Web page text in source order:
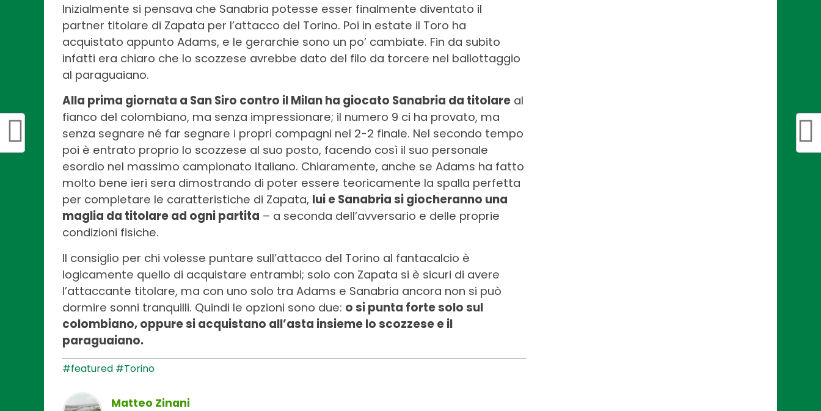
Inizialmente si pensava che Sanabria potesse esser finalmente diventato il
partner titolare di Zapata per l’attacco del Torino. Poi in estate il Toro ha
acquistato appunto Adams, e le gerarchie sono un po’ cambiate. Fin da subito
infatti era chiaro che lo scozzese avrebbe dato del filo da torcere nel ballottaggio
al paraguaiano.
Alla prima giornata a San Siro contro il Milan ha giocato Sanabria da titolare al
fianco del colombiano, ma senza impressionare; il numero 9 ci ha provato, ma
senza segnare né far segnare i propri compagni nel 2-2 finale. Nel secondo tempo
poi è entrato proprio lo scozzese al suo posto, facendo così il suo personale
esordio nel massimo campionato italiano. Chiaramente, anche se Adams ha fatto
molto bene ieri sera dimostrando di poter essere teoricamente la spalla perfetta
per completare le caratteristiche di Zapata, lui e Sanabria si giocheranno una
maglia da titolare ad ogni partita – a seconda dell’avversario e delle proprie
condizioni fisiche.
Il consiglio per chi volesse puntare sull’attacco del Torino al fantacalcio è
logicamente quello di acquistare entrambi; solo con Zapata si è sicuri di avere
l’attaccante titolare, ma con uno solo tra Adams e Sanabria ancora non si può
dormire sonni tranquilli. Quindi le opzioni sono due: o si punta forte solo sul
colombiano, oppure si acquistano all’asta insieme lo scozzese e il
paraguaiano.
#featured #Torino
Matteo Zinani